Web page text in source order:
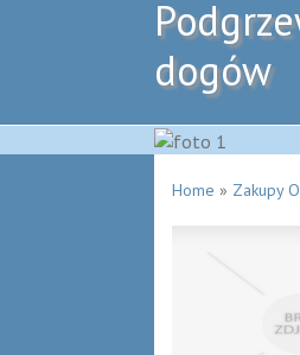
dogów
Home » Zakupy